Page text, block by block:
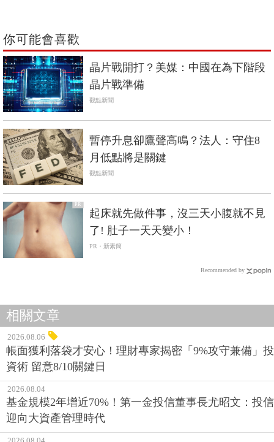
你可能會喜歡
晶片戰開打？美媒：中國在為下階段
晶片戰準備
觀點新聞
暫停升息卻鷹聲高鳴？法人：守住8
月低點將是關鍵
觀點新聞
PR
起床就先做件事，沒三天小腹就不見
了! 肚子一天天變小！
PR・新素簡
Recommended by
相關文章
2026.08.06
帳面獲利落袋才安心！理財專家揭密「9%攻守兼備」投
資術 留意8/10關鍵日
2026.08.04
基金規模2年增近70%！第一金投信董事長尤昭文：投信
迎向大資產管理時代